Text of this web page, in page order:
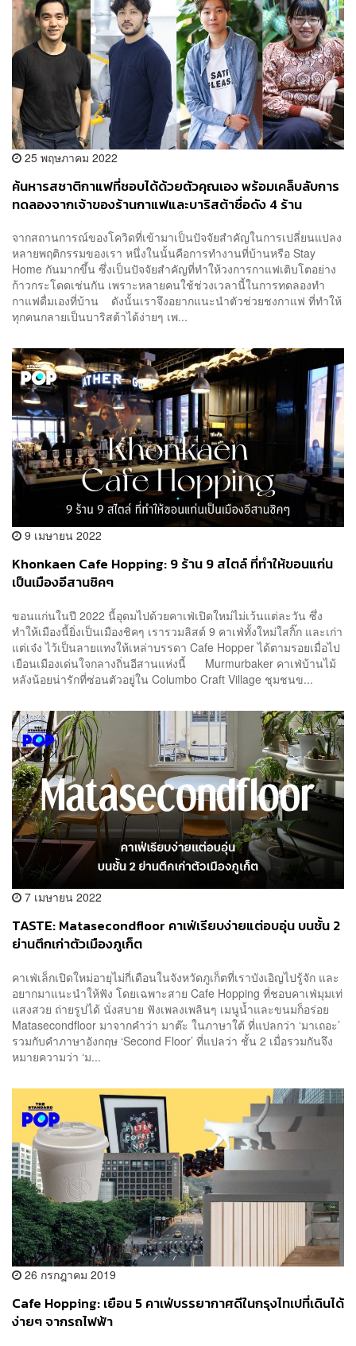
25 พฤษภาคม 2022
ค้นหารสชาติกาแฟที่ชอบได้ด้วยตัวคุณเอง พร้อมเคล็บลับการ
ทดลองจากเจ้าของร้านกาแฟและบาริสต้าชื่อดัง 4 ร้าน
จากสถานการณ์ของโควิดที่เข้ามาเป็นปัจจัยสำคัญในการเปลี่ยนแปลง
หลายพฤติกรรมของเรา หนึ่งในนั้นคือการทำงานที่บ้านหรือ Stay
Home กันมากขึ้น ซึ่งเป็นปัจจัยสำคัญที่ทำให้วงการกาแฟเติบโตอย่าง
ก้าวกระโดดเช่นกัน เพราะหลายคนใช้ช่วงเวลานี้ในการทดลองทำ
กาแฟดื่มเองที่บ้าน ดังนั้นเราจึงอยากแนะนำตัวช่วยชงกาแฟ ที่ทำให้
ทุกคนกลายเป็นบาริสต้าได้ง่ายๆ เพ...
9 เมษายน 2022
Khonkaen Cafe Hopping: 9 ร้าน 9 สไตล์ ที่ทำให้ขอนแก่น
เป็นเมืองอีสานชิคๆ
ขอนแก่นในปี 2022 นี้อุดมไปด้วยคาเฟ่เปิดใหม่ไม่เว้นแต่ละวัน ซึ่ง
ทำให้เมืองนี้ยิ่งเป็นเมืองชิคๆ เรารวมลิสต์ 9 คาเฟ่ทั้งใหม่ใสกิ๊ก และเก่า
แต่เจ๋ง ไว้เป็นลายแทงให้เหล่าบรรดา Cafe Hopper ได้ตามรอยเมื่อไป
เยือนเมืองเด่นใจกลางถิ่นอีสานแห่งนี้ Murmurbaker คาเฟ่บ้านไม้
หลังน้อยน่ารักที่ซ่อนตัวอยู่ใน Columbo Craft Village ชุมชนข...
7 เมษายน 2022
TASTE: Matasecondfloor คาเฟ่เรียบง่ายแต่อบอุ่น บนชั้น 2
ย่านตึกเก่าตัวเมืองภูเก็ต
คาเฟ่เล็กเปิดใหม่อายุไม่กี่เดือนในจังหวัดภูเก็ตที่เราบังเอิญไปรู้จัก และ
อยากมาแนะนำให้ฟัง โดยเฉพาะสาย Cafe Hopping ที่ชอบคาเฟ่มุมเท่
แสงสวย ถ่ายรูปได้ นั่งสบาย ฟังเพลงเพลินๆ เมนูน้ำและขนมก็อร่อย
Matasecondfloor มาจากคำว่า มาต๊ะ ในภาษาใต้ ที่แปลกว่า ‘มาเถอะ’
รวมกับคำภาษาอังกฤษ ‘Second Floor’ ที่แปลว่า ชั้น 2 เมื่อรวมกันจึง
หมายความว่า ‘ม...
26 กรกฎาคม 2019
Cafe Hopping: เยือน 5 คาเฟ่บรรยากาศดีในกรุงไทเปที่เดินได้
ง่ายๆ จากรถไฟฟ้า